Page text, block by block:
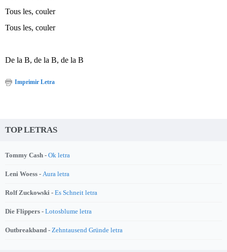
Tous les, couler
Tous les, couler
De la B, de la B, de la B
Imprimir Letra
TOP LETRAS
Tommy Cash - Ok letra
Leni Woess - Aura letra
Rolf Zuckowski - Es Schneit letra
Die Flippers - Lotosblume letra
Outbreakband - Zehntausend Gründe letra